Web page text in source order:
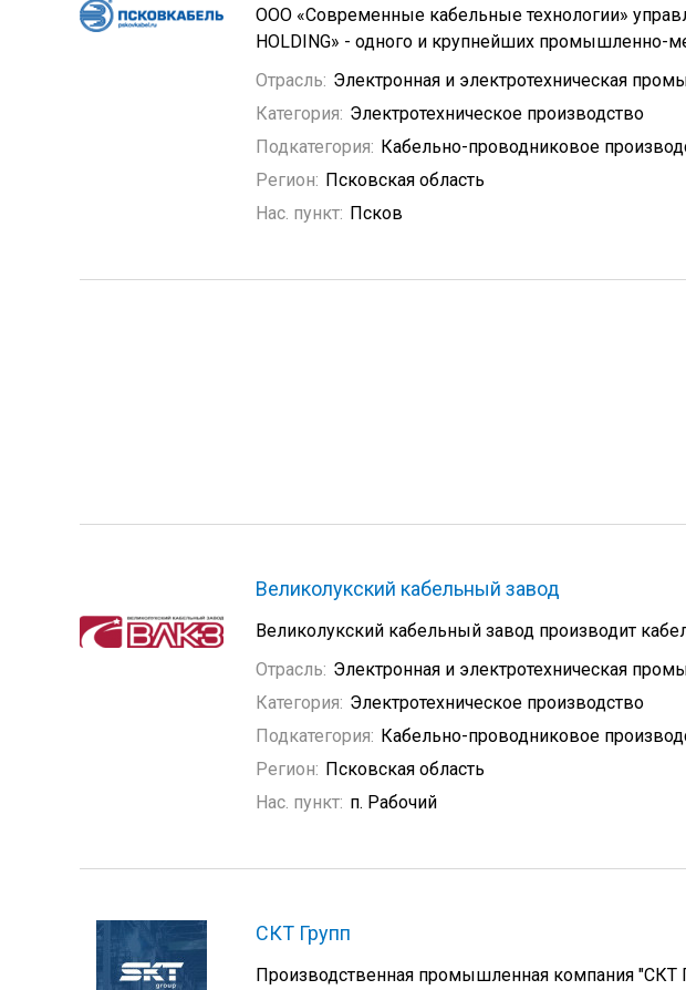
ООО «Современные кабельные технологии»
HOLDING» - одного и крупнейших промышленно-
Отрасль: Электронная и электротехническая
Категория: Электротехническое производство
Подкатегория: Кабельно-проводниковое
Регион: Псковская область
Нас. пункт: Псков
Великолукский кабельный завод
Великолукский кабельный завод производит
Отрасль: Электронная и электротехническая
Категория: Электротехническое производство
Подкатегория: Кабельно-проводниковое
Регион: Псковская область
Нас. пункт: п. Рабочий
СКТ Групп
Производственная промышленная компания "СКТ